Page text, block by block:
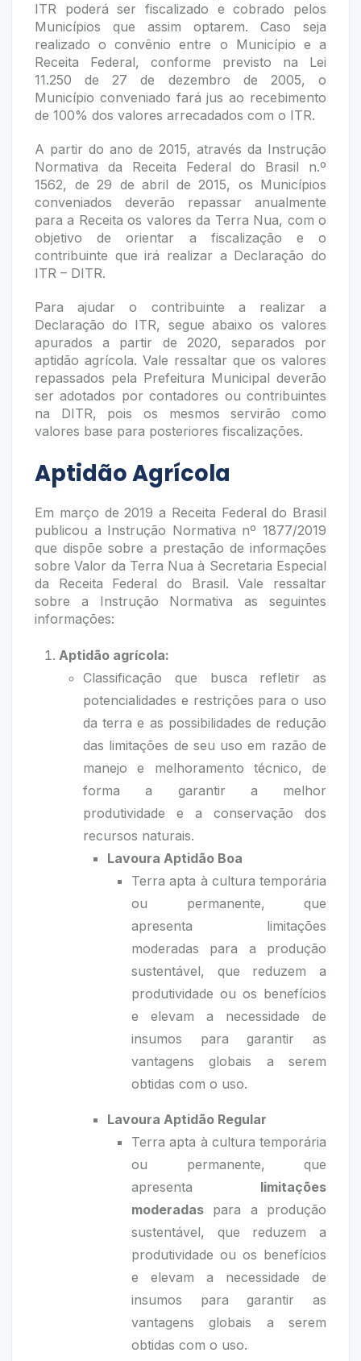
ITR poderá ser fiscalizado e cobrado pelos
Municípios que assim optarem. Caso seja
realizado o convênio entre o Município e a
Receita Federal, conforme previsto na Lei
11.250 de 27 de dezembro de 2005, o
Município conveniado fará jus ao recebimento
de 100% dos valores arrecadados com o ITR.
A partir do ano de 2015, através da Instrução
Normativa da Receita Federal do Brasil n.º
1562, de 29 de abril de 2015, os Municípios
conveniados deverão repassar anualmente
para a Receita os valores da Terra Nua, com o
objetivo de orientar a fiscalização e o
contribuinte que irá realizar a Declaração do
ITR – DITR.
Para ajudar o contribuinte a realizar a
Declaração do ITR, segue abaixo os valores
apurados a partir de 2020, separados por
aptidão agrícola. Vale ressaltar que os valores
repassados pela Prefeitura Municipal deverão
ser adotados por contadores ou contribuintes
na DITR, pois os mesmos servirão como
valores base para posteriores fiscalizações.
Aptidão Agrícola
Em março de 2019 a Receita Federal do Brasil
publicou a Instrução Normativa nº 1877/2019
que dispõe sobre a prestação de informações
sobre Valor da Terra Nua à Secretaria Especial
da Receita Federal do Brasil. Vale ressaltar
sobre a Instrução Normativa as seguintes
informações:
Aptidão agrícola:
Classificação que busca refletir as
potencialidades e restrições para o uso
da terra e as possibilidades de redução
das limitações de seu uso em razão de
manejo e melhoramento técnico, de
forma a garantir a melhor
produtividade e a conservação dos
recursos naturais.
Lavoura Aptidão Boa
Terra apta à cultura temporária
ou permanente, que
apresenta
limitações
moderadas
para a produção
sustentável, que reduzem a
produtividade ou os benefícios
e elevam a necessidade de
insumos para garantir as
vantagens globais a serem
obtidas com o uso.
Lavoura Aptidão Regular
Terra apta à cultura temporária
ou permanente, que
apresenta
limitações
moderadas para a produção
sustentável, que reduzem a
produtividade ou os benefícios
e elevam a necessidade de
insumos para garantir as
vantagens globais a serem
obtidas com o uso.